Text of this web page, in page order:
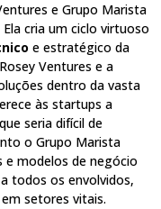
e Grupo Marista
cria um ciclo virtuoso
e estratégico da
Ventures e a
dentro da vasta
às startups a
seria difícil de
o Grupo Marista
e modelos de negócio
todos os envolvidos,
setores vitais.